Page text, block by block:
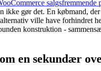
salgsfremmende
ikke gør det. En købmand,
ville have
konstruktion -
en sekundær